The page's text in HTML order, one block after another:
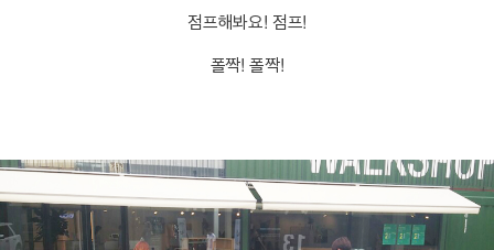
점프해봐요! 점프!
폴짝! 폴짝!